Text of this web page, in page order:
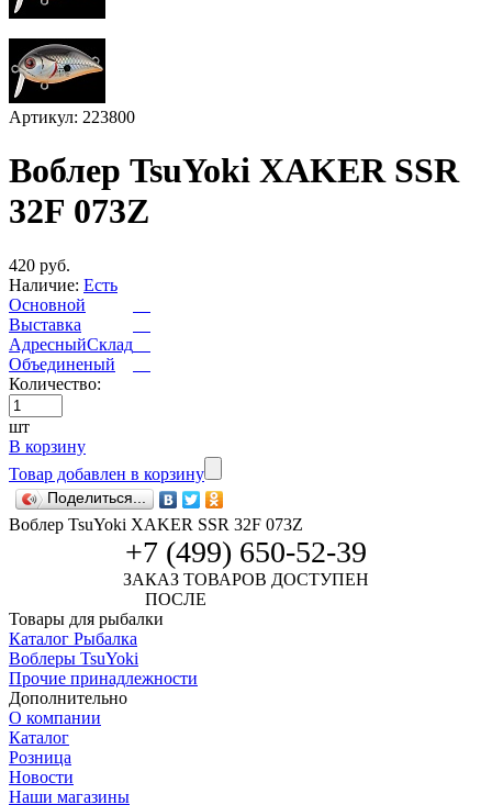
Артикул: 223800
Воблер TsuYoki XAKER SSR
32F 073Z
420 руб.
Наличие: Есть
Основной
Выставка
АдресныйСклад
Объединеный
Количество:
шт
В корзину
Товар добавлен в корзину
Поделиться...
Воблер TsuYoki XAKER SSR 32F 073Z
+7 (499) 650-52-39
ЗАКАЗ ТОВАРОВ ДОСТУПЕН
ПОСЛЕ
Товары для рыбалки
Каталог Рыбалка
Воблеры TsuYoki
Прочие принадлежности
Дополнительно
О компании
Каталог
Розница
Новости
Наши магазины